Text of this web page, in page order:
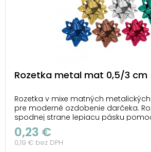
Rozetka metal mat 0,5/3 cm
Rozetka v mixe matných
pre moderné ozdobenie darčeka.
spodnej strane lepiacu pásku
pripevníte na krabičku. Balenie: 100
Šírka stuhy: 5 mm Farba: strieborná,
modrá, hnedá, červená Všetkých 100
0,23 €
0,19 € bez DPH